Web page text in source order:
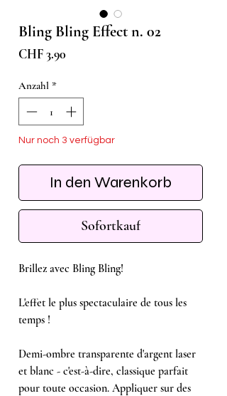
Bling Bling Effect n. 02
CHF 3.90
Anzahl *
Nur noch 3 verfügbar
In den Warenkorb
Sofortkauf
Brillez avec Bling Bling!
L'effet le plus spectaculaire de tous les
temps !
Demi-ombre transparente d'argent laser
et blanc - c'est-à-dire, classique parfait
pour toute occasion. Appliquer sur des